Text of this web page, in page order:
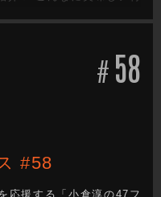
力をもっと知ってほし
日本の未来を次世代へと
と見つかる！
# 58
ス #58
応援する「小倉淳の47フ